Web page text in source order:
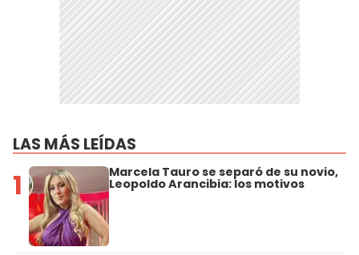
LAS MÁS LEÍDAS
1 Marcela Tauro se separó de su novio,
Leopoldo Arancibia: los motivos